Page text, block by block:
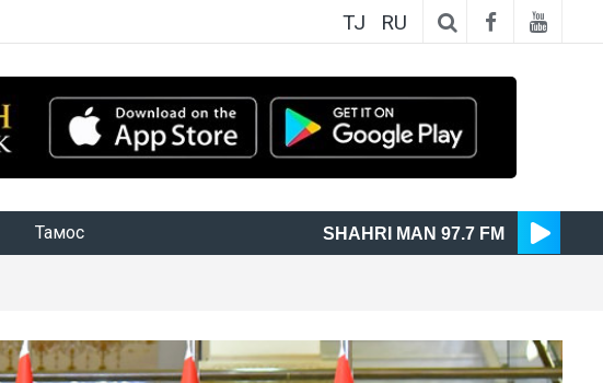
TJ RU
Тамос SHAHRI MAN 97.7 FM